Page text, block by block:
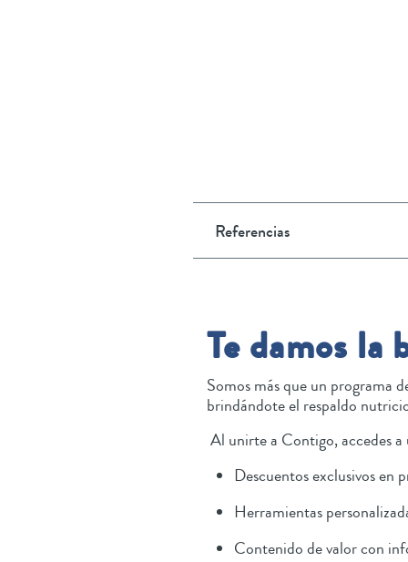
Referencias
Te damos la
Somos más que un programa
brindándote el respaldo
Al unirte a Contigo, accedes
Descuentos exclusivos en
Herramientas
Contenido de valor con